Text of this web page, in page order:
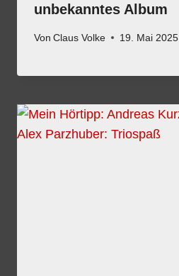
unbekanntes Album
Von Claus Volke 19. Mai 2025